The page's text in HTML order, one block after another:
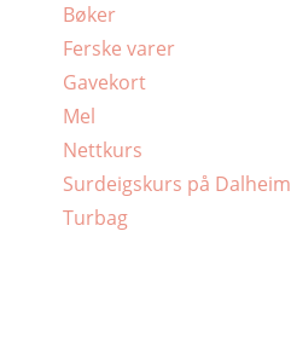
Bøker
Ferske varer
Gavekort
Mel
Nettkurs
Surdeigskurs på Dalheim
Turbag